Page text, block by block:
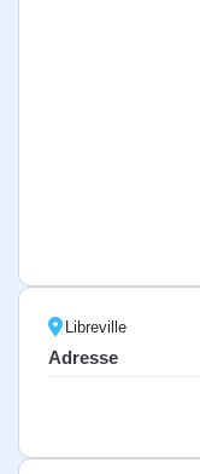
Libreville
Adresse